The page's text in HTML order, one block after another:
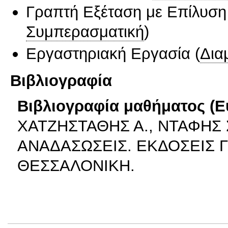
Γραπτή Εξέταση με
Συμπερασματική)
Εργαστηριακή Εργασία (
Βιβλιογραφία
Βιβλιογραφία μαθήματος
ΧΑΤΖΗΣΤΑΘΗΣ Α., ΝΤΑΦΗΣ
ΑΝΑΔΑΣΩΣΕΙΣ. ΕΚΔΟΣΕΙΣ
ΘΕΣΣΑΛΟΝΙΚΗ.